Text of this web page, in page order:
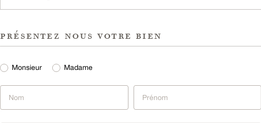
présentez nous votre bien
Monsieur Madame